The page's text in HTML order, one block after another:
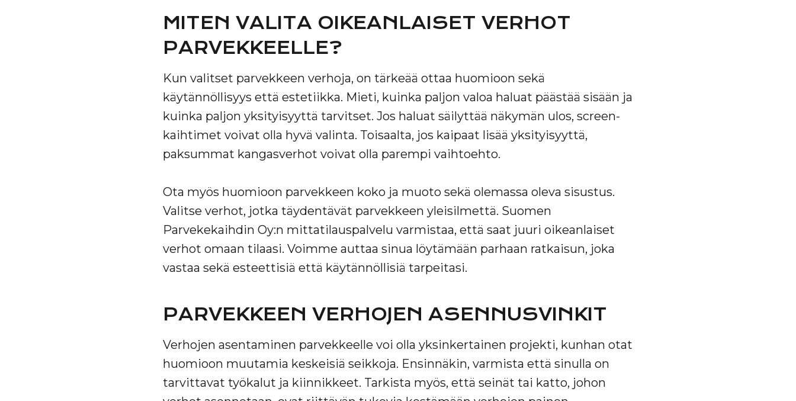
MITEN VALITA OIKEANLAISET VERHOT
PARVEKKEELLE?
Kun valitset parvekkeen verhoja, on tärkeää ottaa huomioon sekä
käytännöllisyys että estetiikka. Mieti, kuinka paljon valoa haluat päästää sisään ja
kuinka paljon yksityisyyttä tarvitset. Jos haluat säilyttää näkymän ulos, screen-
kaihtimet voivat olla hyvä valinta. Toisaalta, jos kaipaat lisää yksityisyyttä,
paksummat kangasverhot voivat olla parempi vaihtoehto.
Ota myös huomioon parvekkeen koko ja muoto sekä olemassa oleva sisustus.
Valitse verhot, jotka täydentävät parvekkeen yleisilmettä. Suomen
Parvekekaihdin Oy:n mittatilauspalvelu varmistaa, että saat juuri oikeanlaiset
verhot omaan tilaasi. Voimme auttaa sinua löytämään parhaan ratkaisun, joka
vastaa sekä esteettisiä että käytännöllisiä tarpeitasi.
PARVEKKEEN VERHOJEN ASENNUSVINKIT
Verhojen asentaminen parvekkeelle voi olla yksinkertainen projekti, kunhan otat
huomioon muutamia keskeisiä seikkoja. Ensinnäkin, varmista että sinulla on
tarvittavat työkalut ja kiinnikkeet. Tarkista myös, että seinät tai katto, johon